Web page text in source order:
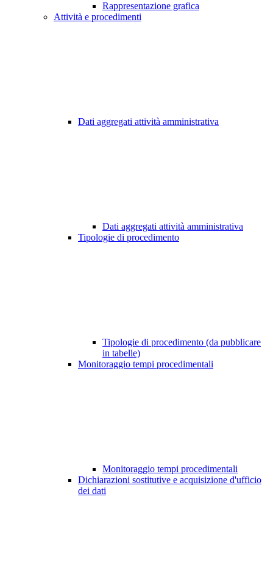
Rappresentazione grafica
Attività e procedimenti
Dati aggregati attività amministrativa
Dati aggregati attività amministrativa
Tipologie di procedimento
Tipologie di procedimento (da pubblicare
in tabelle)
Monitoraggio tempi procedimentali
Monitoraggio tempi procedimentali
Dichiarazioni sostitutive e acquisizione d'ufficio
dei dati